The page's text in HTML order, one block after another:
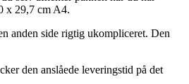
x 29,7 cm A4.
anden side rigtig ukompliceret. Den
den anslåede leveringstid på det